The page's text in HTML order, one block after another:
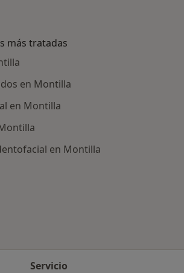
más tratadas
en Montilla
en Montilla
en Montilla
Servicio